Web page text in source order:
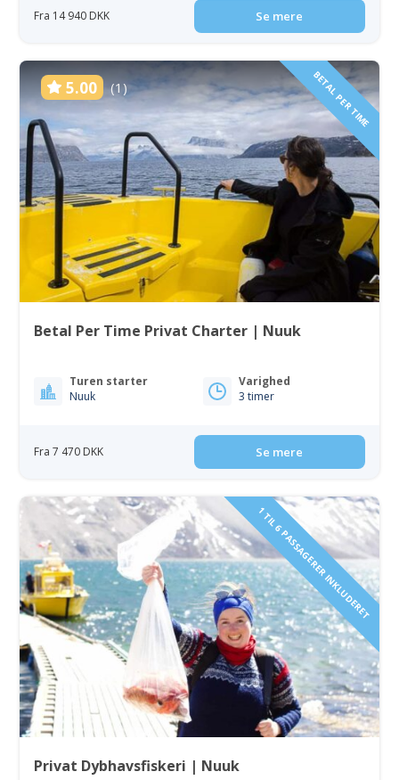
Fra 14 940 DKK Se mere
5.00 (1) BETAL PER TIME
Betal Per Time Privat Charter | Nuuk
Turen starter
Nuuk
Varighed
3 timer
Fra 7 470 DKK Se mere
1 TIL 6 PASSAGERER INKLUDERET
Privat Dybhavsfiskeri | Nuuk